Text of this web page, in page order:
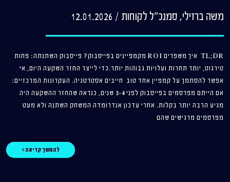
משה ברזילי, סמנכ"ל לקוחות /
12.01.2026
TL;DR איך משפרים ROI מקמפיינים בפייסבוק? פייסבוק השתנתה: פחות
טירגוט, יותר תחרות ועלויות גבוהות יותר.כדי לייצר החזר השקעה היום, אי
אפשר להסתמך על קמפיין אחד טוב חייבים אסטרטגיה. העקרונות המרכזיים:
אם הייתם מפרסמים בפייסבוק לפני 3-4 שנים, כנראה שהחזר ההשקעה היה
מגיע הרבה יותר בקלות. אחרי עדכון אנדרומדה המשחק השתנה ולא מעט
מפרסמים מרגישים שהם
להמשך קריאה >